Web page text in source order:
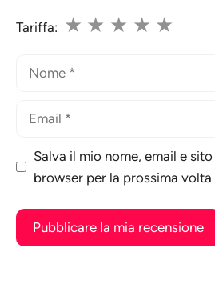
Tariffa: ★
★
★
★
★
Salva il mio nome, email e
browser per la prossima